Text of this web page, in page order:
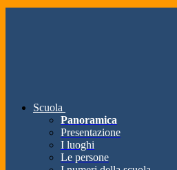
Scuola
Panoramica
Presentazione
I luoghi
Le persone